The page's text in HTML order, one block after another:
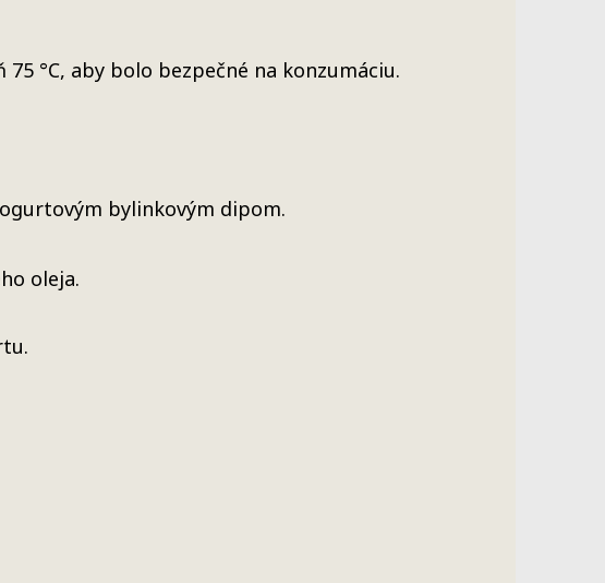
°C, aby bolo bezpečné na konzumáciu.
bylinkovým dipom.
oleja.